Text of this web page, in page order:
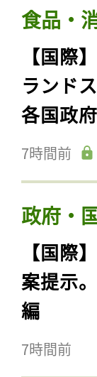
食品・
【国際
ランド
各国政
7時間前
政府・
【国際
案提示
編
7時間前